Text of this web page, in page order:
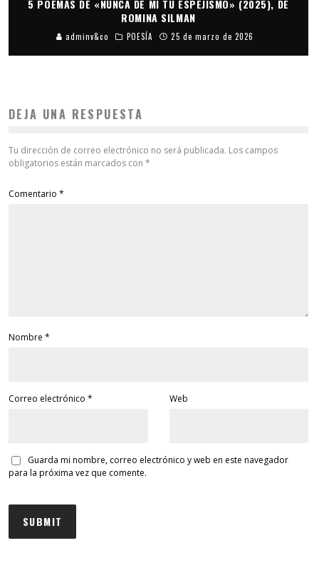
5 POEMAS DE «NUNCA DE MÍ TU ESPEJISMO» (2025), DE
ROMINA SILMAN
adminv&co POESÍA 25 de marzo de 2026
DEJA UNA RESPUESTA
Tu dirección de correo electrónico no será publicada. Los campos
obligatorios están marcados con *
Comentario *
Nombre *
Correo electrónico * Web
Guarda mi nombre, correo electrónico y web en este navegador
para la próxima vez que comente.